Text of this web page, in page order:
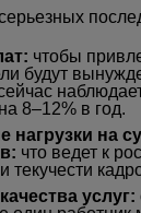
чтобы
будут
8–12% в год.
нагрузки на
что ведет к
текучести
услуг: